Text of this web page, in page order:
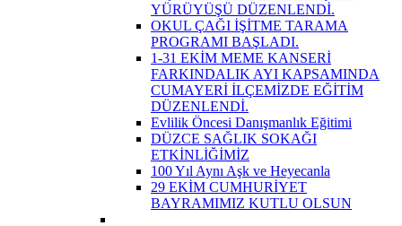
YÜRÜYÜŞÜ DÜZENLENDİ.
OKUL ÇAĞI İŞİTME TARAMA
PROGRAMI BAŞLADI.
1-31 EKİM MEME KANSERİ
FARKINDALIK AYI KAPSAMINDA
CUMAYERİ İLÇEMİZDE EĞİTİM
DÜZENLENDİ.
Evlilik Öncesi Danışmanlık Eğitimi
DÜZCE SAĞLIK SOKAĞI
ETKİNLİĞİMİZ
100 Yıl Aynı Aşk ve Heyecanla
29 EKİM CUMHURİYET
BAYRAMIMIZ KUTLU OLSUN